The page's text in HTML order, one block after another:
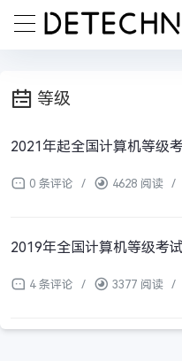
等级
2021年起全国计算机等级
0 条评论 / 4628 阅读 /
2019年全国计算机等级考试
4 条评论 / 3377 阅读 /